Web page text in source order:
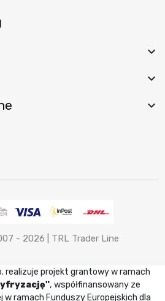



- 2026 | TRL Trader Line
realizuje projekt grantowy w ramach
, współfinansowany ze
w ramach Funduszy Europejskich dla